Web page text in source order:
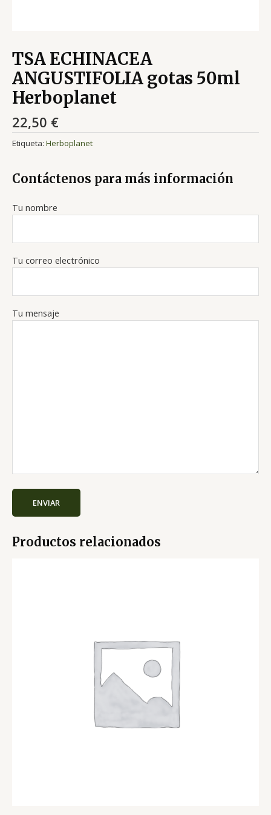
TSA ECHINACEA
ANGUSTIFOLIA gotas 50ml
Herboplanet
22,50 €
Etiqueta: Herboplanet
Contáctenos para más información
Tu nombre
Tu correo electrónico
Tu mensaje
Productos relacionados